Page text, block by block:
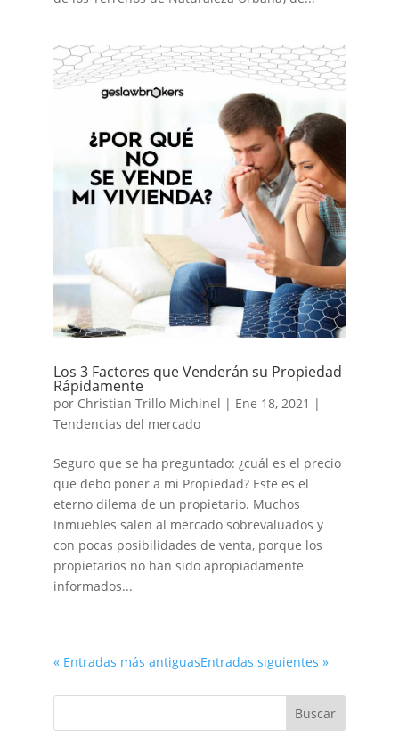
Los 3 Factores que Venderán su Propiedad
Rápidamente
por Christian Trillo Michinel | Ene 18, 2021 |
Tendencias del mercado
Seguro que se ha preguntado: ¿cuál es el precio
que debo poner a mi Propiedad? Este es el
eterno dilema de un propietario. Muchos
Inmuebles salen al mercado sobrevaluados y
con pocas posibilidades de venta, porque los
propietarios no han sido apropiadamente
informados...
« Entradas más antiguasEntradas siguientes »
Buscar